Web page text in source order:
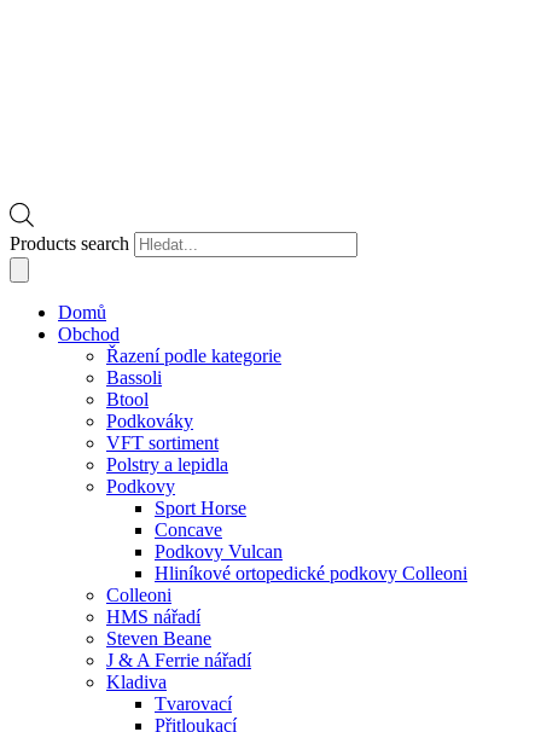
Products search
Domů
Obchod
Řazení podle kategorie
Bassoli
Btool
Podkováky
VFT sortiment
Polstry a lepidla
Podkovy
Sport Horse
Concave
Podkovy Vulcan
Hliníkové ortopedické podkovy Colleoni
Colleoni
HMS nářadí
Steven Beane
J & A Ferrie nářadí
Kladiva
Tvarovací
Přitloukací